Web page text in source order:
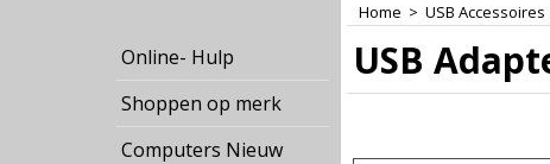
Online- Hulp
Shoppen op merk
Computers Nieuw
Home > USB Accessoires
USB